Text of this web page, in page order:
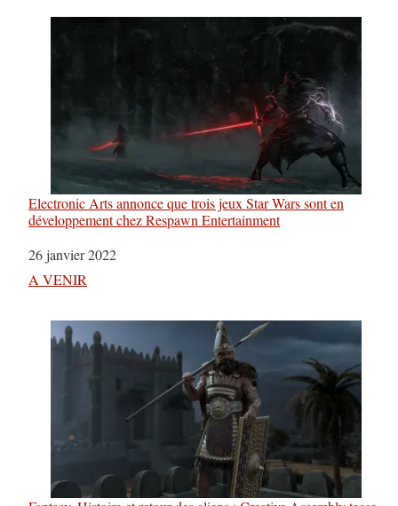
Electronic Arts annonce que trois jeux Star Wars sont en
développement chez Respawn Entertainment
Date
26 janvier 2022
Par rapport à
A VENIR